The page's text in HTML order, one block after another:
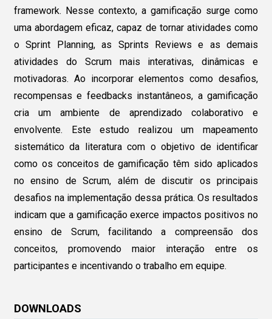
framework. Nesse contexto, a gamificação surge como
uma abordagem eficaz, capaz de tornar atividades como
o Sprint Planning, as Sprints Reviews e as demais
atividades do Scrum mais interativas, dinâmicas e
motivadoras. Ao incorporar elementos como desafios,
recompensas e feedbacks instantâneos, a gamificação
cria um ambiente de aprendizado colaborativo e
envolvente. Este estudo realizou um mapeamento
sistemático da literatura com o objetivo de identificar
como os conceitos de gamificação têm sido aplicados
no ensino de Scrum, além de discutir os principais
desafios na implementação dessa prática. Os resultados
indicam que a gamificação exerce impactos positivos no
ensino de Scrum, facilitando a compreensão dos
conceitos, promovendo maior interação entre os
participantes e incentivando o trabalho em equipe.
DOWNLOADS